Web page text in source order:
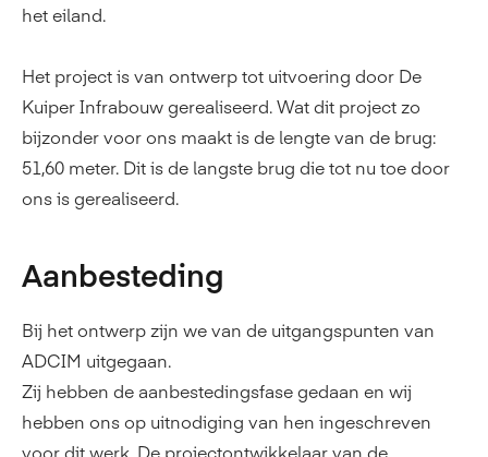
het eiland.
Het project is van ontwerp tot uitvoering door De
Kuiper Infrabouw gerealiseerd. Wat dit project zo
bijzonder voor ons maakt is de lengte van de brug:
51,60 meter. Dit is de langste brug die tot nu toe door
ons is gerealiseerd.
Aanbesteding
Bij het ontwerp zijn we van de uitgangspunten van
ADCIM uitgegaan.
Zij hebben de aanbestedingsfase gedaan en wij
hebben ons op uitnodiging van hen ingeschreven
voor dit werk. De projectontwikkelaar van de